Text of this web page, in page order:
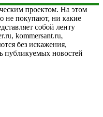
проектом. На этом
не покупают, ни какие
собой ленту
kommersant.ru,
без искажения,
публикуемых новостей